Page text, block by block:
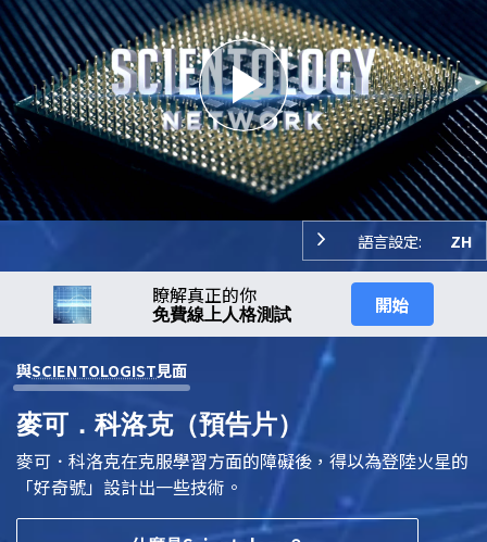
Play
Video
語言設定: ZH
瞭解真正的你
免費線上人格測試 開始
與SCIENTOLOGIST見面
麥可．科洛克（預告片）
麥可．科洛克在克服學習方面的障礙後，得以為登陸火星的
「好奇號」設計出一些技術。